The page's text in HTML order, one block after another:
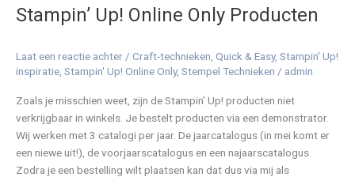
Stampin’ Up! Online Only Producten
Laat een reactie achter / Craft-technieken Quick & Easy, Stampin' Up!
inspiratie Stampin' Up! Online Only, Stempel Technieken / admin
Zoals je misschien weet, zijn de Stampin’ Up! producten niet
verkrijgbaar in winkels. Je bestelt producten via een demonstrator.
Wij werken met 3 catalogi per jaar. De jaarcatalogus (in mei komt er
een niewe uit!), de voorjaarscatalogus en een najaarscatalogus.
Zodra je een bestelling wilt plaatsen kan dat dus via mij als
Online